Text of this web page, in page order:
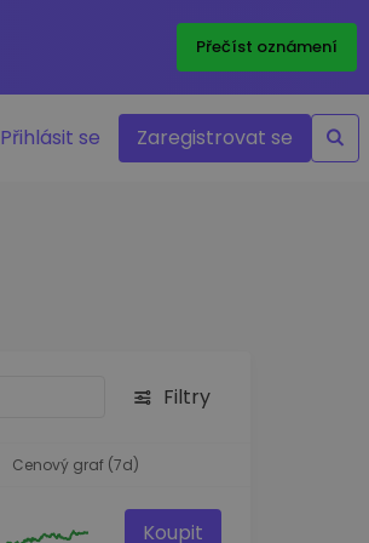
Přečíst oznámení
Přihlásit se Zaregistrovat se
Filtry
Cenový graf (7d)
Koupit